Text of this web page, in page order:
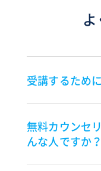
受講するため
無料カウンセ
んな人ですか？